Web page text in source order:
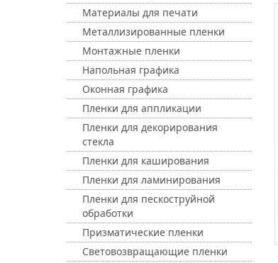
Материалы для печати
Металлизированные пленки
Монтажные пленки
Напольная графика
Оконная графика
Пленки для аппликации
Пленки для декорирования
стекла
Пленки для каширования
Пленки для ламинирования
Пленки для пескоструйной
обработки
Призматические пленки
Световозвращающие пленки